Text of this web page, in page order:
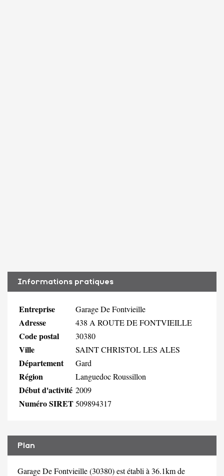
Informations pratiques
Entreprise Garage De Fontvieille
Adresse 438 A ROUTE DE FONTVIEILLE
Code postal 30380
Ville SAINT CHRISTOL LES ALES
Département Gard
Région Languedoc Roussillon
Début d'activité 2009
Numéro SIRET509894317
Plan
Garage De Fontvieille (30380) est établi à 36.1km de